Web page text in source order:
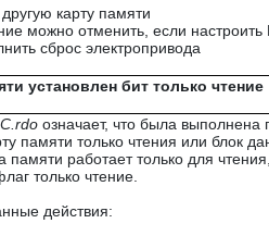
карту памяти
можно отменить, если настроить
сброс электропривода
установлен бит только чтение
C rdo означает, что была выполнена
памяти только чтения или блок
памяти работает только для
только чтение.
действия: